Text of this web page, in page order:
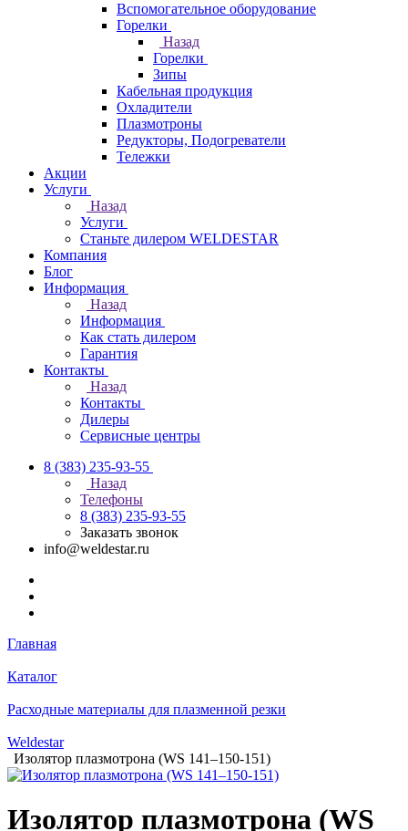
Вспомогательное оборудование
Горелки
Назад
Горелки
Зипы
Кабельная продукция
Охладители
Плазмотроны
Редукторы, Подогреватели
Тележки
Акции
Услуги
Назад
Услуги
Станьте дилером WELDESTAR
Компания
Блог
Информация
Назад
Информация
Как стать дилером
Гарантия
Контакты
Назад
Контакты
Дилеры
Сервисные центры
8 (383) 235-93-55
Назад
Телефоны
8 (383) 235-93-55
Заказать звонок
info@weldestar.ru
Главная
Каталог
Расходные материалы для плазменной резки
Weldestar
Изолятор плазмотрона (WS 141–150-151)
Изолятор плазмотрона (WS